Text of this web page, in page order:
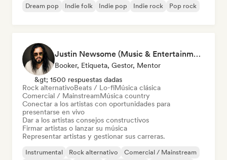
Dream pop
Indie folk Indie pop Indie rock Pop rock
Justin Newsome (Music & Entertainment Executive | A&R, Artist Development & Partnerships | Applied AI & Systems Strategy)
Booker, Etiqueta, Gestor, Mentor
&gt; 1500 respuestas dadas
Rock alternativoBeats / Lo-fiMúsica clásica
Comercial / MainstreamMúsica country
Conectar a los artistas con oportunidades para
presentarse en vivo
Dar a los artistas consejos constructivos
Firmar artistas o lanzar su música
Representar artistas y gestionar sus carreras.
Instrumental Rock alternativo
Comercial / Mainstream